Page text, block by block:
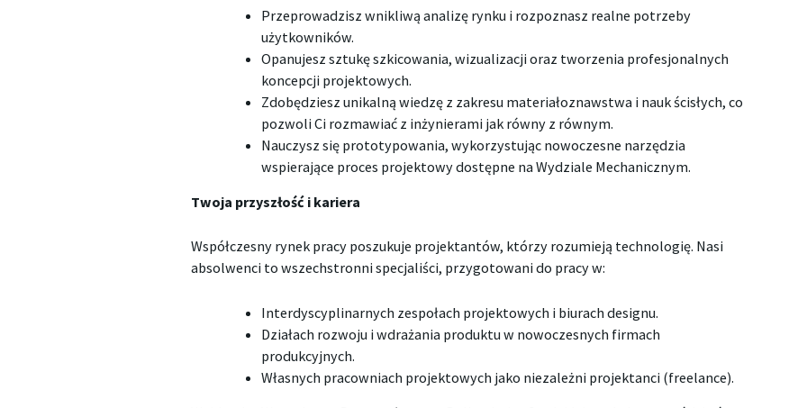
Przeprowadzisz wnikliwą analizę rynku i rozpoznasz realne potrzeby
użytkowników.
Opanujesz sztukę szkicowania, wizualizacji oraz tworzenia profesjonalnych
koncepcji projektowych.
Zdobędziesz unikalną wiedzę z zakresu materiałoznawstwa i nauk ścisłych, co
pozwoli Ci rozmawiać z inżynierami jak równy z równym.
Nauczysz się prototypowania, wykorzystując nowoczesne narzędzia
wspierające proces projektowy dostępne na Wydziale Mechanicznym.
Twoja przyszłość i kariera
Współczesny rynek pracy poszukuje projektantów, którzy rozumieją technologię. Nasi
absolwenci to wszechstronni specjaliści, przygotowani do pracy w:
Interdyscyplinarnych zespołach projektowych i biurach designu.
Działach rozwoju i wdrażania produktu w nowoczesnych firmach
produkcyjnych.
Własnych pracowniach projektowych jako niezależni projektanci (freelance).